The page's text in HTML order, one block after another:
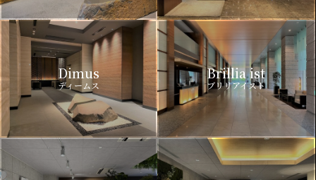
Dimus
ディームス
Brillia ist
ブリリアイスト